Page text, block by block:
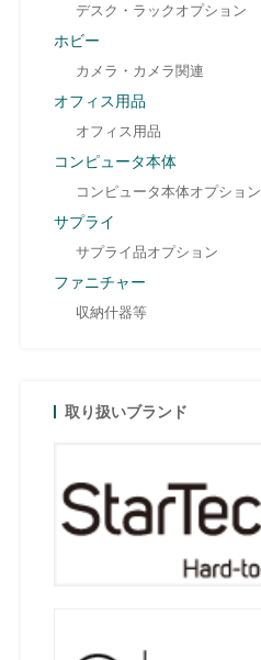
デスク・ラックオプション
ホビー
カメラ・カメラ関連
オフィス用品
オフィス用品
コンピュータ本体
コンピュータ本体オプション
サプライ
サプライ品オプション
ファニチャー
収納什器等
取り扱いブランド